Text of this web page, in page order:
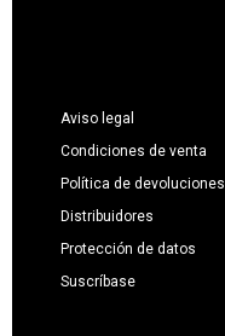
Aviso legal
Condiciones de venta
Política de devoluciones
Distribuidores
Protección de datos
Suscríbase